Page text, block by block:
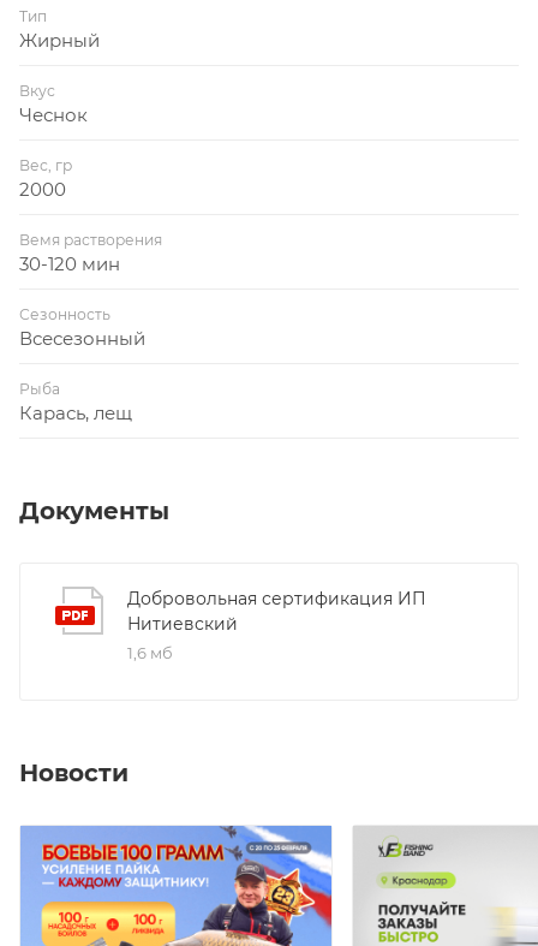
Тип
Жирный
Вкус
Чеснок
Вес, гр
2000
Вемя растворения
30-120 мин
Сезонность
Всесезонный
Рыба
Карась, лещ
Документы
Добровольная сертификация ИП
Нитиевский
1,6 мб
Новости